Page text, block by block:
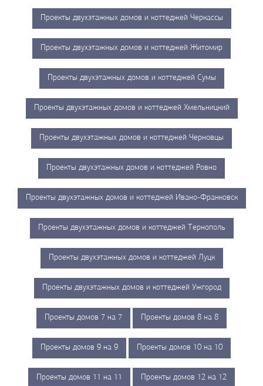
Проекты двухэтажных домов и коттеджей Черкассы
Проекты двухэтажных домов и коттеджей Житомир
Проекты двухэтажных домов и коттеджей Сумы
Проекты двухэтажных домов и коттеджей Хмельницкий
Проекты двухэтажных домов и коттеджей Черновцы
Проекты двухэтажных домов и коттеджей Ровно
Проекты двухэтажных домов и коттеджей Ивано-Франковск
Проекты двухэтажных домов и коттеджей Тернополь
Проекты двухэтажных домов и коттеджей Луцк
Проекты двухэтажных домов и коттеджей Ужгород
Проекты домов 7 на 7 Проекты домов 8 на 8
Проекты домов 9 на 9 Проекты домов 10 на 10
Проекты домов 11 на 11 Проекты домов 12 на 12